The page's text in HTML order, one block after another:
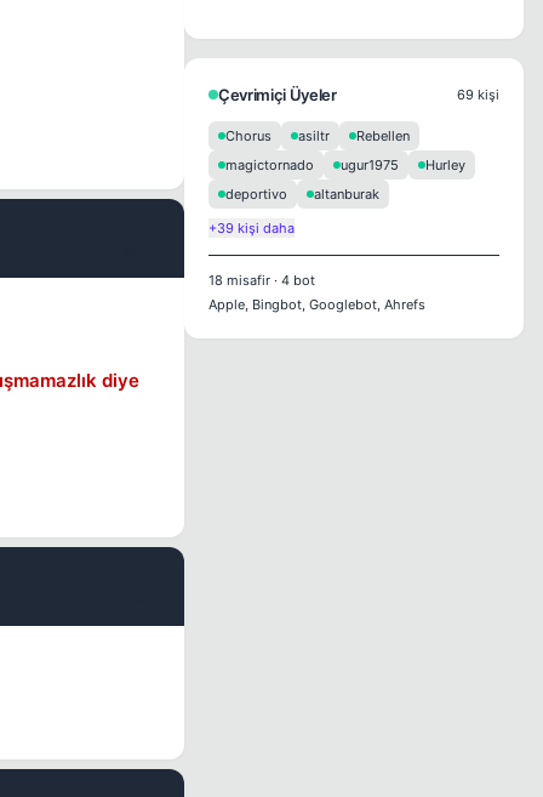
diye
Çevrimiçi Üyeler 69 kişi
Chorus asiltr
Rebellen
magictornado
ugur1975
Hurley
deportivo
altanburak
+39 kişi daha
18 misafir · 4 bot
Apple, Bingbot, Googlebot, Ahrefs